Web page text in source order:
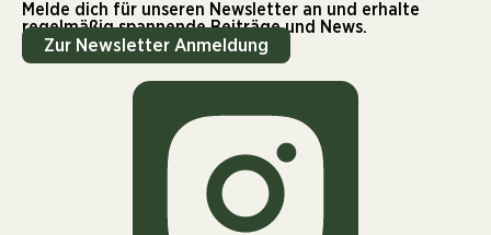
Melde dich für unseren Newsletter an und erhalte
regelmäßig spannende Beiträge und News.
Zur Newsletter Anmeldung